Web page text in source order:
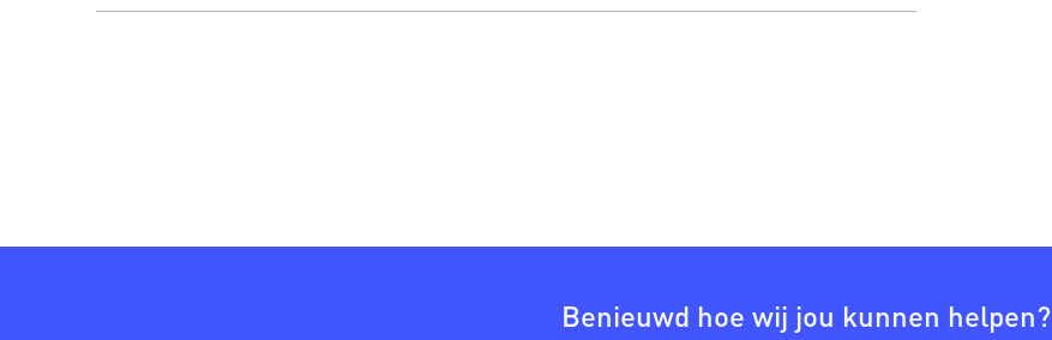
Benieuwd hoe wij jou kunnen helpen?